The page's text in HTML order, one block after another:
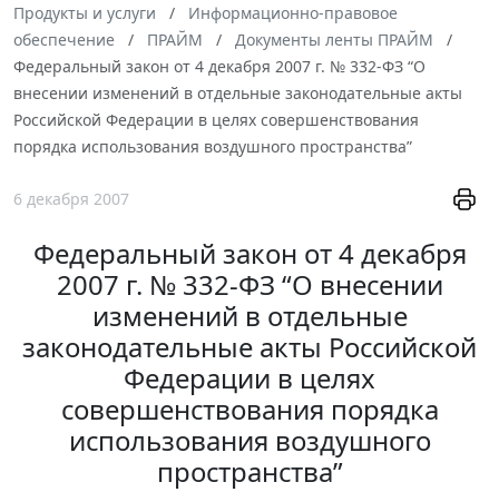
Продукты и услуги
Информационно-правовое
обеспечение
ПРАЙМ
Документы ленты ПРАЙМ
Федеральный закон от 4 декабря 2007 г. № 332-ФЗ “О
внесении изменений в отдельные законодательные акты
Российской Федерации в целях совершенствования
порядка использования воздушного пространства”
6 декабря 2007
Федеральный закон от 4 декабря
2007 г. № 332-ФЗ “О внесении
изменений в отдельные
законодательные акты Российской
Федерации в целях
совершенствования порядка
использования воздушного
пространства”